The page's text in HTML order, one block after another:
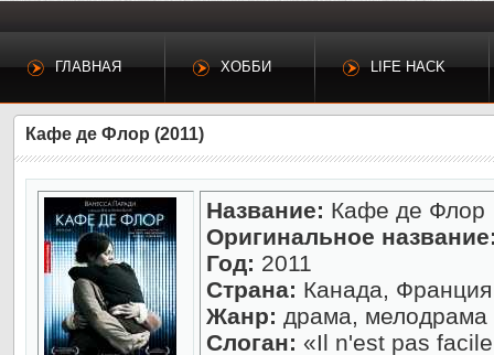
ГЛАВНАЯ ХОББИ LIFE HACK
Кафе де Флор (2011)
Название: Кафе де Флор
Оригинальное
Год: 2011
Страна: Канада, Франция
Жанр: драма, мелодрама
Слоган: «Il n'est pas